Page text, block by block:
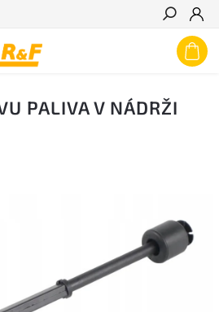
Hledat
PALIVA V NÁDRŽI